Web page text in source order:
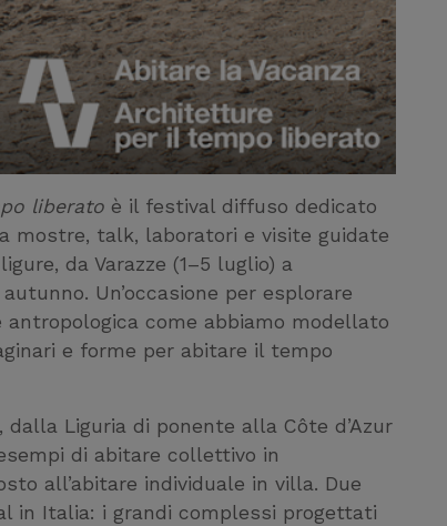
liberato è il festival diffuso dedicato
mostre, talk, laboratori e visite guidate
da Varazze (1–5 luglio) a
Un’occasione per esplorare
come abbiamo modellato
e forme per abitare il tempo
Liguria di ponente alla Côte d’Azur
di abitare collettivo in
all’abitare individuale in villa. Due
in Italia: i grandi complessi progettati